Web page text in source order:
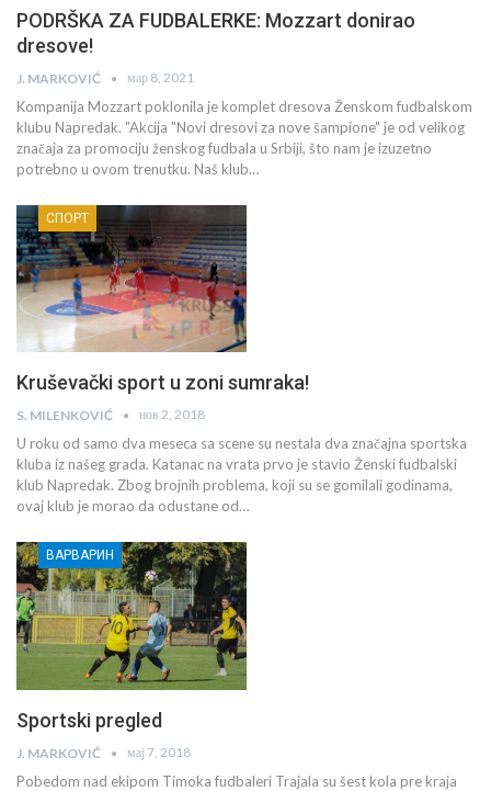
PODRŠKA ZA FUDBALERKE: Mozzart donirao
dresove!
J. MARKOVIĆ мар 8, 2021
Kompanija Mozzart poklonila je komplet dresova Ženskom fudbalskom
klubu Napredak. "Akcija "Novi dresovi za nove šampione" je od velikog
značaja za promociju ženskog fudbala u Srbiji, što nam je izuzetno
potrebno u ovom trenutku. Naš klub…
СПОРТ
Kruševački sport u zoni sumraka!
S. MILENKOVIĆ нов 2, 2018
U roku od samo dva meseca sa scene su nestala dva značajna sportska
kluba iz našeg grada. Katanac na vrata prvo je stavio Ženski fudbalski
klub Napredak. Zbog brojnih problema, koji su se gomilali godinama,
ovaj klub je morao da odustane od…
ВАРВАРИН
Sportski pregled
J. MARKOVIĆ мај 7, 2018
Pobedom nad ekipom Timoka fudbaleri Trajala su šest kola pre kraja